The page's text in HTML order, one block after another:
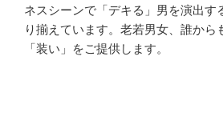
ネスシーンで「デキる」男を演出す
り揃えています。老若男女、誰から
「装い」をご提供します。